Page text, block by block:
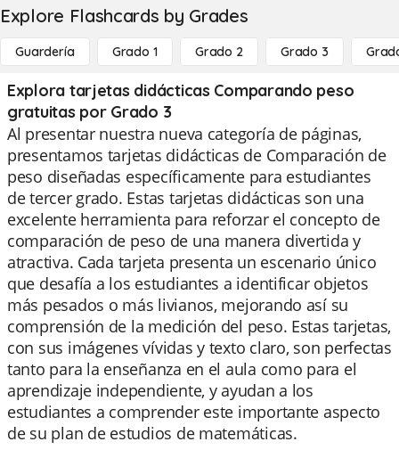
Explore Flashcards by Grades
Guardería Grado 1 Grado 2 Grado 3
Explora tarjetas didácticas Comparando peso
gratuitas por Grado 3
Al presentar nuestra nueva categoría de páginas,
presentamos tarjetas didácticas de Comparación de
peso diseñadas específicamente para estudiantes
de tercer grado. Estas tarjetas didácticas son una
excelente herramienta para reforzar el concepto de
comparación de peso de una manera divertida y
atractiva. Cada tarjeta presenta un escenario único
que desafía a los estudiantes a identificar objetos
más pesados o más livianos, mejorando así su
comprensión de la medición del peso. Estas tarjetas,
con sus imágenes vívidas y texto claro, son perfectas
tanto para la enseñanza en el aula como para el
aprendizaje independiente, y ayudan a los
estudiantes a comprender este importante aspecto
de su plan de estudios de matemáticas.